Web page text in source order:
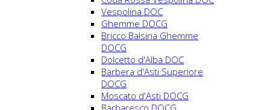
Vespolina DOC
Ghemme DOCG
Bricco Balsina Ghemme
DOCG
Dolcetto d'Alba DOC
Barbera d'Asti Superiore
DOCG
Moscato d'Asti DOCG
Barbaresco DOCG